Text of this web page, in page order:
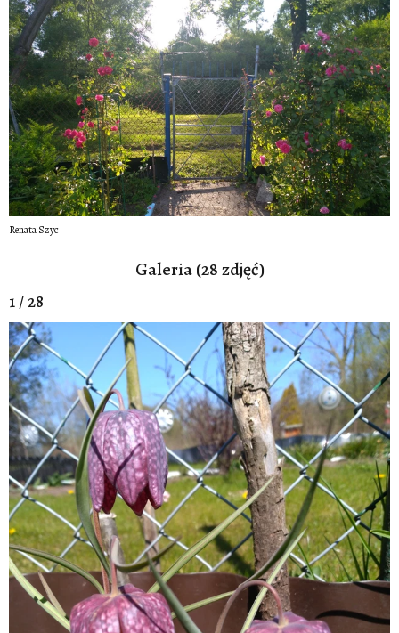
Renata Szyc
Galeria (28 zdjęć)
1 / 28